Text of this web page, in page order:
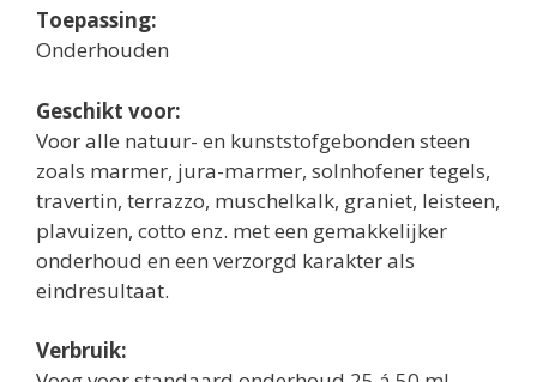
Toepassing:
Onderhouden
Geschikt voor:
Voor alle natuur- en kunststofgebonden steen
zoals marmer, jura-marmer, solnhofener tegels,
travertin, terrazzo, muschelkalk, graniet, leisteen,
plavuizen, cotto enz. met een gemakkelijker
onderhoud en een verzorgd karakter als
eindresultaat.
Verbruik: